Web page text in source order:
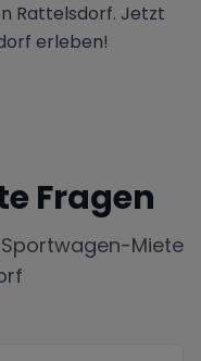
Rattelsdorf. Jetzt
erleben!
Fragen
Miete